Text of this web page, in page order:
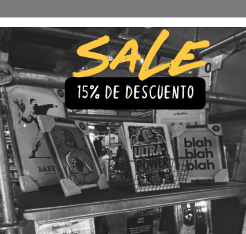
IluminaciónPrecios de cuadros & láminasPlazos de
|
2
🇨🇱 Envío gratis a todo
💎 Calidad Premium
💳
TAMAÑO